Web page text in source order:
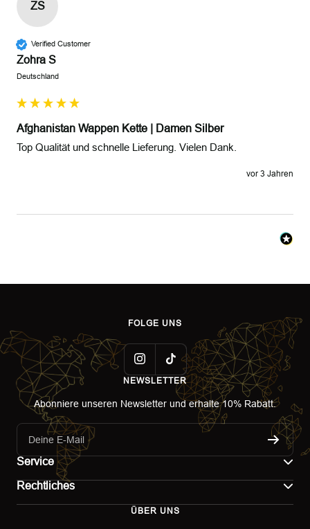
ZS
Verified Customer
Zohra S
Deutschland
Afghanistan Wappen Kette | Damen Silber
Top Qualität und schnelle Lieferung. Vielen Dank.
vor 3 Jahren
FOLGE UNS
NEWSLETTER
Abonniere unseren Newsletter und erhalte 10% Rabatt.
Deine E-Mail
Service
Rechtliches
ÜBER UNS